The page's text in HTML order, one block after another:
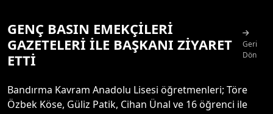
GENÇ BASIN EMEKÇİLERİ
GAZETELERİ İLE BAŞKANI ZİYARET
ETTİ
Geri
Dön
Bandırma Kavram Anadolu Lisesi öğretmenleri; Töre
Özbek Köse, Güliz Patik, Cihan Ünal ve 16 öğrenci ile